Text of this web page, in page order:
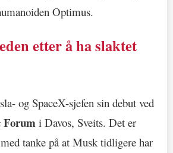
Optimus.
etter å ha slaktet
og SpaceX-sjefen sin debut ved
Forum i Davos, Sveits. Det er
tanke på at Musk tidligere har